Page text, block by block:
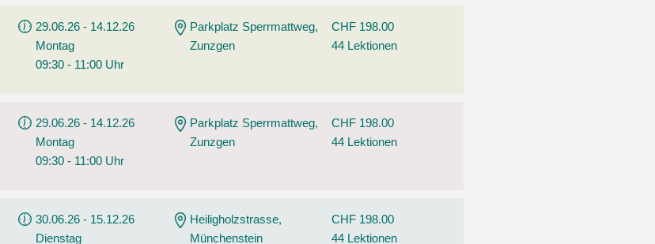
29.06.26 - 14.12.26
Montag
09:30 - 11:00 Uhr
Parkplatz Sperrmattweg,
Zunzgen
CHF 198.00
44 Lektionen
29.06.26 - 14.12.26
Montag
09:30 - 11:00 Uhr
Parkplatz Sperrmattweg,
Zunzgen
CHF 198.00
44 Lektionen
30.06.26 - 15.12.26
Dienstag
Heiligholzstrasse,
Münchenstein
CHF 198.00
44 Lektionen